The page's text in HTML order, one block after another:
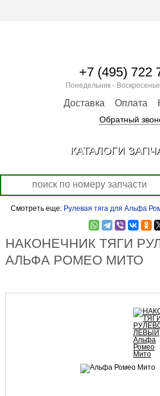
Смотреть еще: Рулевая тяга для Альфа
НАКОНЕЧНИК ТЯГИ
АЛЬФА РОМЕО МИТО
+7 (495) 722
Понедельник -
Доставка Оплата
Обратный
КАТАЛОГИ